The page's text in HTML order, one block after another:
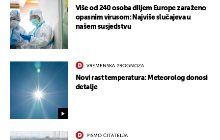
Više od 240 osoba diljem Europe zaraženo
opasnim virusom: Najviše slučajeva u
našem susjedstvu
VREMENSKA PROGNOZA
Novi rast temperatura: Meteorolog donosi
detalje
PISMO ČITATELJA